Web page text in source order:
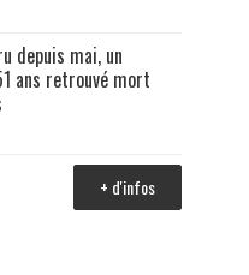
depuis mai, un
ans retrouvé mort
+ d'infos